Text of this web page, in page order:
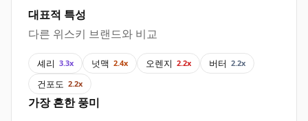
대표적 특성
다른 위스키 브랜드와 비교
셰리 3.3x 넛맥 2.4x 오렌지 2.2x 버터 2.2x
건포도 2.2x
가장 흔한 풍미